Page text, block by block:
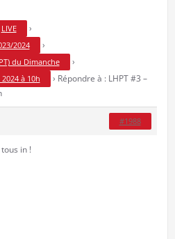
LIVE ›
2024 ›
du Dimanche ›
à 10h › Répondre à : LHPT #3 –
#1988
in !